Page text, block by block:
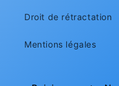
Droit de rétractation
Mentions légales